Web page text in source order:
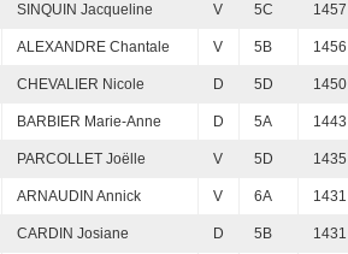
SINQUIN Jacqueline V 5C 1457
ALEXANDRE Chantale V 5B 1456
CHEVALIER Nicole D 5D 1450
BARBIER Marie-Anne D 5A 1443
PARCOLLET Joëlle V 5D 1435
ARNAUDIN Annick V 6A 1431
CARDIN Josiane D 5B 1431